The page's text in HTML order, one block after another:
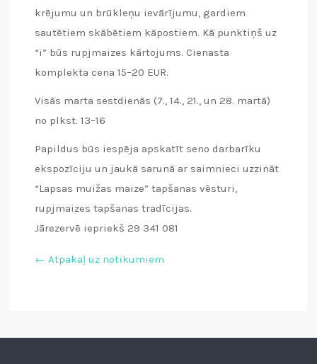
krējumu un brūkleņu ievārījumu, gardiem
sautētiem skābētiem kāpostiem. Kā punktiņš uz
“i” būs rupjmaizes kārtojums. Cienasta
komplekta cena 15–20 EUR.
Visās marta sestdienās (7., 14., 21., un 28. martā)
no plkst. 13–16
Papildus būs iespēja apskatīt seno darbarīku
ekspozīciju un jaukā sarunā ar saimnieci uzzināt
“Lapsas muižas maize” tapšanas vēsturi,
rupjmaizes tapšanas tradīcijas.
Jārezervē iepriekš 29 341 081
← Atpakaļ uz notikumiem